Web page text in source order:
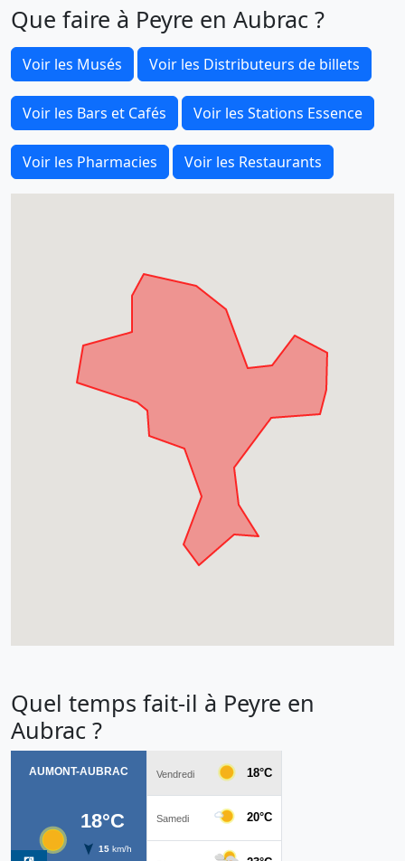
Que faire à Peyre en Aubrac ?
Voir les Musés Voir les Distributeurs de billets
Voir les Bars et Cafés Voir les Stations Essence
Voir les Pharmacies Voir les Restaurants
Quel temps fait-il à Peyre en
Aubrac ?